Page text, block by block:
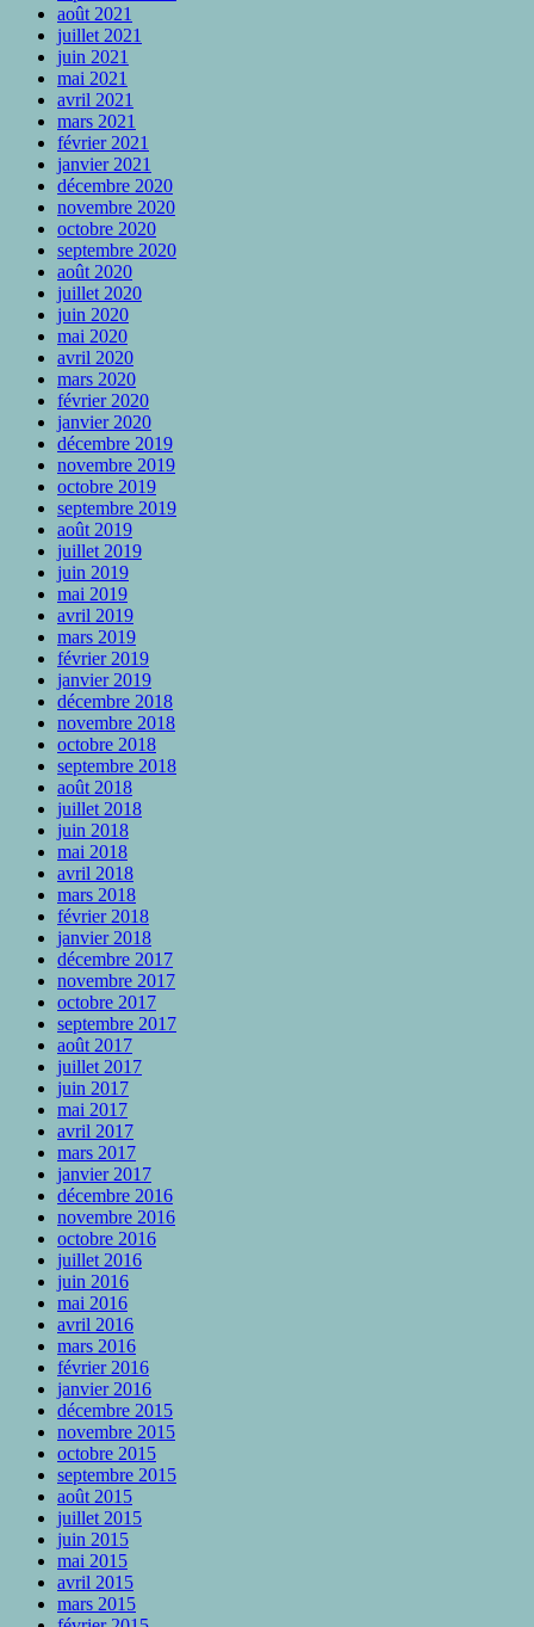
août 2021
juillet 2021
juin 2021
mai 2021
avril 2021
mars 2021
février 2021
janvier 2021
décembre 2020
novembre 2020
octobre 2020
septembre 2020
août 2020
juillet 2020
juin 2020
mai 2020
avril 2020
mars 2020
février 2020
janvier 2020
décembre 2019
novembre 2019
octobre 2019
septembre 2019
août 2019
juillet 2019
juin 2019
mai 2019
avril 2019
mars 2019
février 2019
janvier 2019
décembre 2018
novembre 2018
octobre 2018
septembre 2018
août 2018
juillet 2018
juin 2018
mai 2018
avril 2018
mars 2018
février 2018
janvier 2018
décembre 2017
novembre 2017
octobre 2017
septembre 2017
août 2017
juillet 2017
juin 2017
mai 2017
avril 2017
mars 2017
janvier 2017
décembre 2016
novembre 2016
octobre 2016
juillet 2016
juin 2016
mai 2016
avril 2016
mars 2016
février 2016
janvier 2016
décembre 2015
novembre 2015
octobre 2015
septembre 2015
août 2015
juillet 2015
juin 2015
mai 2015
avril 2015
mars 2015